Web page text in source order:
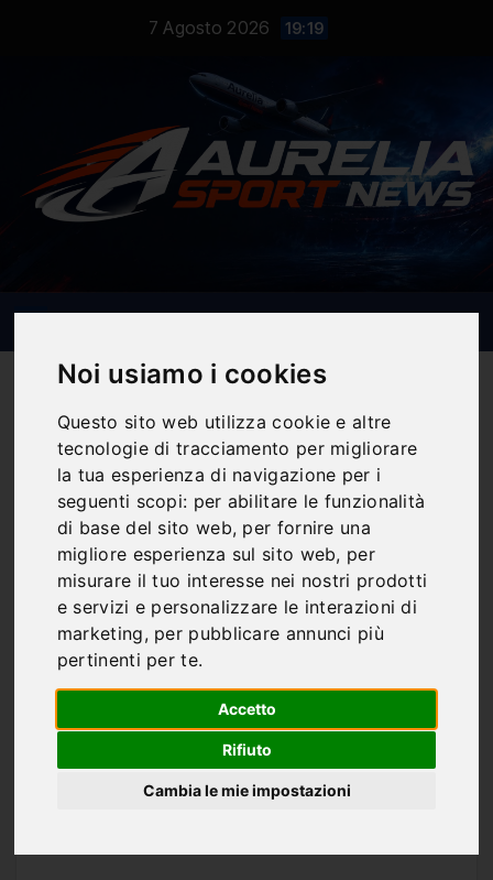
Noi usiamo i cookies
Questo sito web utilizza cookie e altre
tecnologie di tracciamento per migliorare
la tua esperienza di navigazione per i
seguenti scopi: per abilitare le funzionalità
di base del sito web, per fornire una
migliore esperienza sul sito web, per
misurare il tuo interesse nei nostri prodotti
e servizi e personalizzare le interazioni di
marketing, per pubblicare annunci più
pertinenti per te.
Accetto
Rifiuto
Cambia le mie impostazioni
7 Agosto 2026 19:19
Notizie Sportive
Victoria Mboko vs Emma
Navarro, finale
Strasburgo 2026 –
analisi, numeri e
pronostico